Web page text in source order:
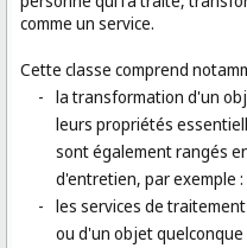
comme un service.
Cette classe comprend
- la transformation d'un
leurs propriétés
sont également rangés
d'entretien, par exemple
- les services de
ou d'un objet